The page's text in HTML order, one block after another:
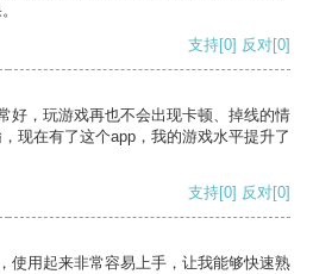
支持[0] 反对[0]
好，玩游戏再也不会出现卡顿、掉线的情
现在有了这个app，我的游戏水平提升了
支持[0] 反对[0]
使用起来非常容易上手，让我能够快速熟